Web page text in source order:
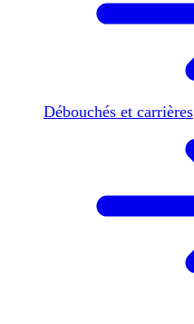
Débouchés et carrières